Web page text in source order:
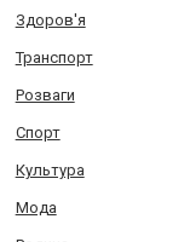
Здоров'я
Транспорт
Розваги
Спорт
Культура
Мода